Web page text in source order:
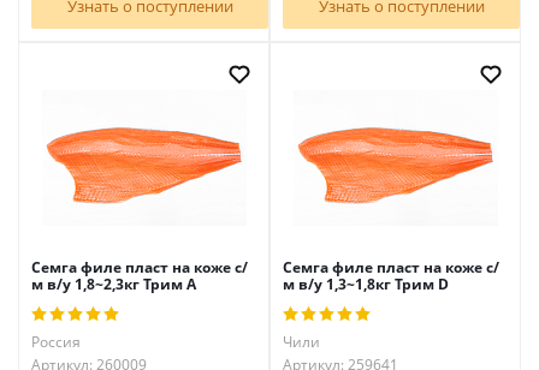
Узнать о поступлении Узнать о поступлении
Семга филе пласт на коже с/
м в/у 1,8~2,3кг Трим А
Россия
Артикул: 260009
Семга филе пласт на коже с/
м в/у 1,3~1,8кг Трим D
Чили
Артикул: 259641